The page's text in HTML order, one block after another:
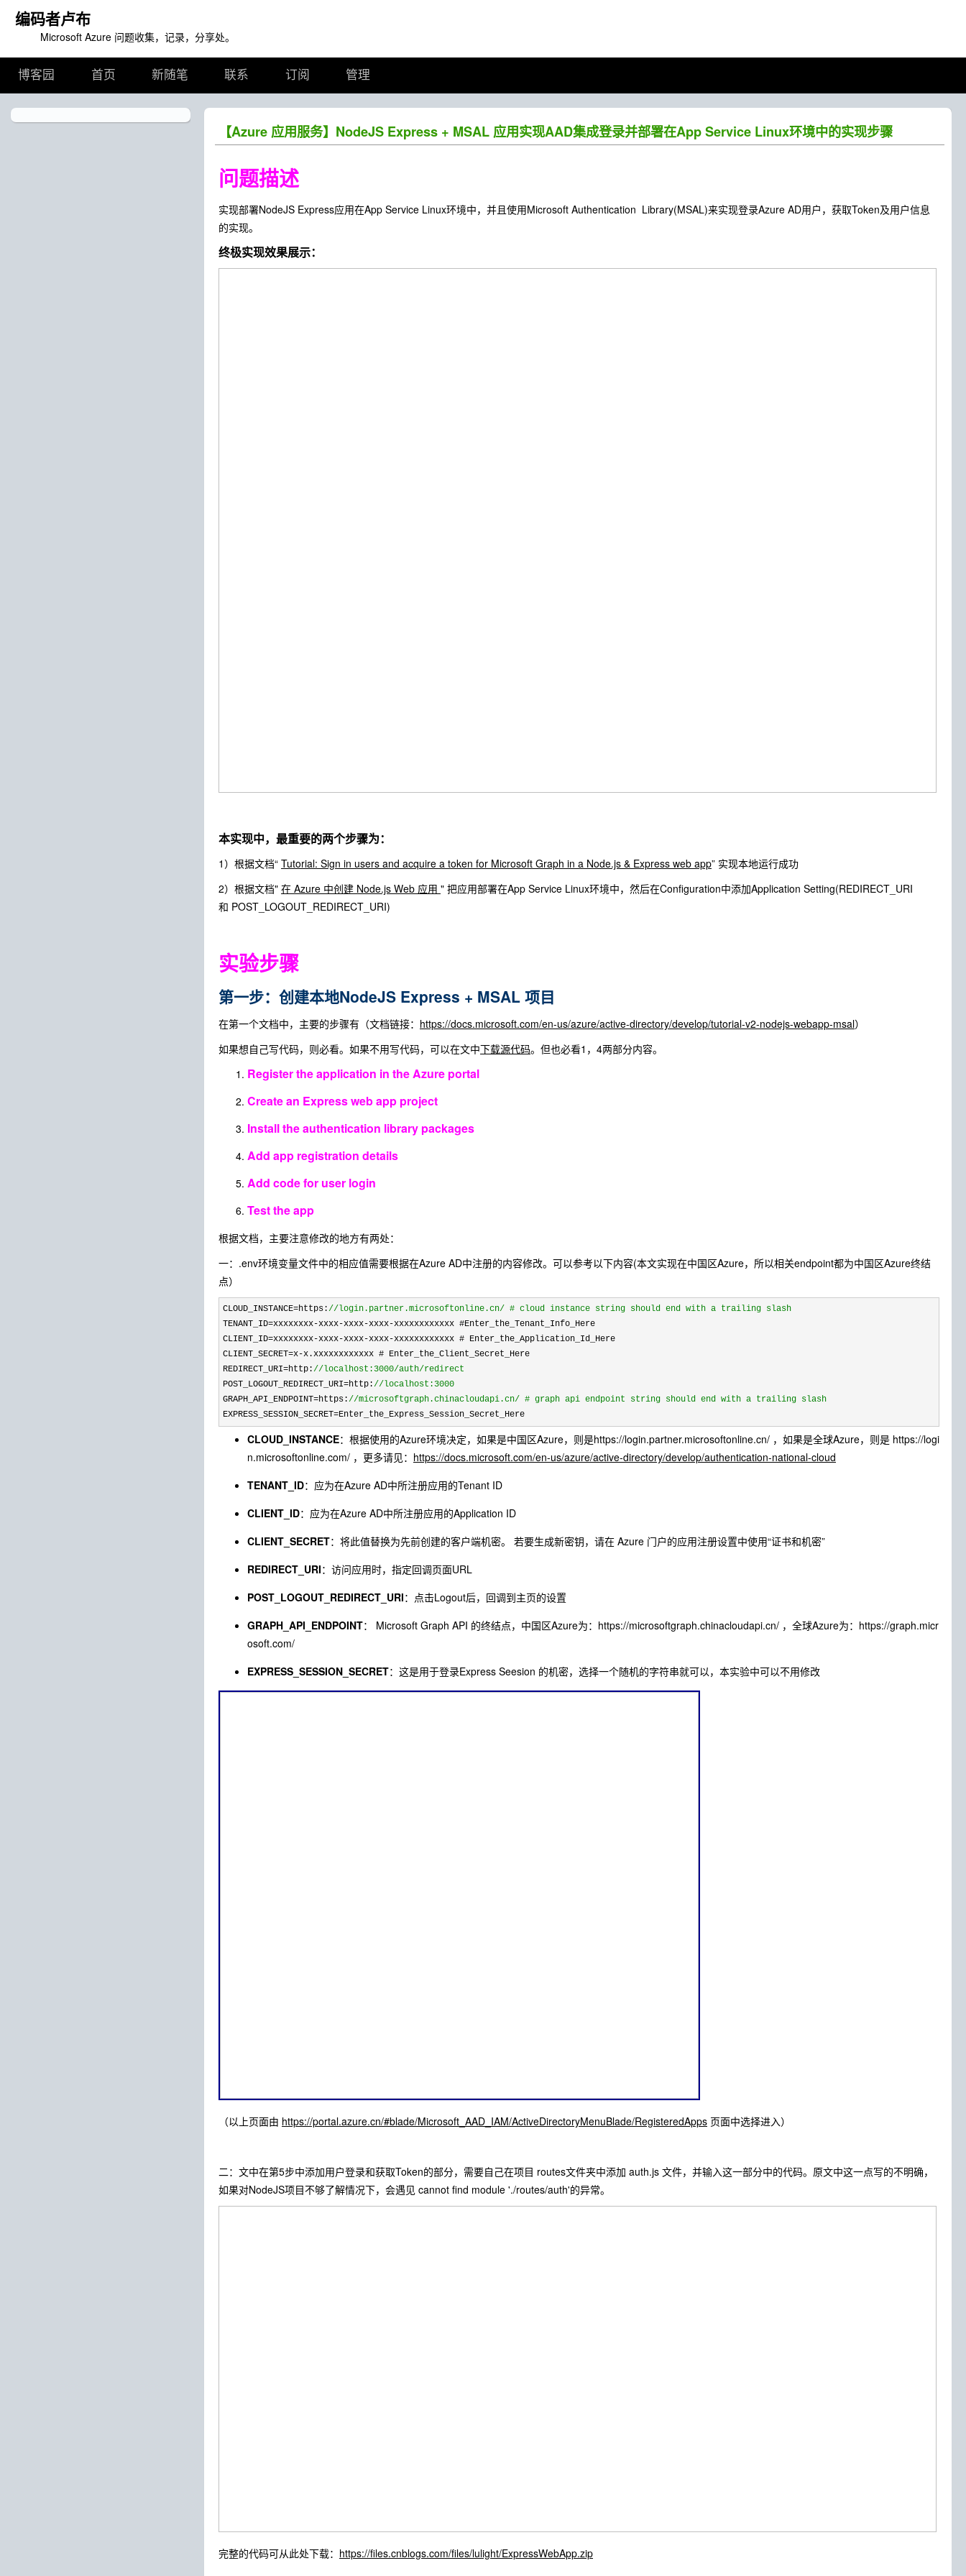
编码者卢布
Microsoft Azure 问题收集，记录，分享处。
博客园 首页 新随笔 联系 订阅 管理
【Azure 应用服务】NodeJS Express + MSAL 应用实现AAD集成登录并部署在App Service Linux环境中的实现步骤
问题描述
实现部署NodeJS Express应用在App Service Linux环境中，并且使用Microsoft Authentication Library(MSAL)来实现登录Azure AD用户，获取Token及用户信息
的实现。
终极实现效果展示：
本实现中，最重要的两个步骤为：
1）根据文档“ Tutorial: Sign in users and acquire a token for Microsoft Graph in a Node.js & Express web app” 实现本地运行成功
2）根据文档" 在 Azure 中创建 Node.js Web 应用 " 把应用部署在App Service Linux环境中，然后在Configuration中添加Application Setting(REDIRECT_URI
和 POST_LOGOUT_REDIRECT_URI)
实验步骤
第一步：创建本地NodeJS Express + MSAL 项目
在第一个文档中，主要的步骤有（文档链接： https://docs.microsoft.com/en-us/azure/active-directory/develop/tutorial-v2-nodejs-webapp-msal）
如果想自己写代码，则必看。如果不用写代码，可以在文中下载源代码。但也必看1，4两部分内容。
Register the application in the Azure portal
Create an Express web app project
Install the authentication library packages
Add app registration details
Add code for user login
Test the app
根据文档，主要注意修改的地方有两处：
一：.env环境变量文件中的相应值需要根据在Azure AD中注册的内容修改。可以参考以下内容(本文实现在中国区Azure，所以相关endpoint都为中国区Azure终结
点）
CLOUD_INSTANCE=https:// login.partner.microsoftonline.cn/ # cloud instance string should end with a trailing slash
TENANT_ID=xxxxxxxx-xxxx-xxxx-xxxx-xxxxxxxxxxxx #Enter_the_Tenant_Info_Here
CLIENT_ID=xxxxxxxx-xxxx-xxxx-xxxx-xxxxxxxxxxxx # Enter_the_Application_Id_Here
CLIENT_SECRET=x-x.xxxxxxxxxxxx # Enter_the_Client_Secret_Here
REDIRECT_URI=http:// localhost:3000/auth/redirect
POST_LOGOUT_REDIRECT_URI=http:// localhost:3000
GRAPH_API_ENDPOINT=https://microsoftgraph.chinacloudapi.cn/ # graph api endpoint string should end with a trailing slash
EXPRESS_SESSION_SECRET=Enter_the_Express_Session_Secret_Here
CLOUD_INSTANCE：根据使用的Azure环境决定，如果是中国区Azure，则是https://login.partner.microsoftonline.cn/ ，如果是全球Azure，则是 https://logi
n.microsoftonline.com/ ，更多请见： https://docs.microsoft.com/en-us/azure/active-directory/develop/authentication-national-cloud
TENANT_ID：应为在Azure AD中所注册应用的Tenant ID
CLIENT_ID：应为在Azure AD中所注册应用的Application ID
CLIENT_SECRET：将此值替换为先前创建的客户端机密。 若要生成新密钥，请在 Azure 门户的应用注册设置中使用“证书和机密”
REDIRECT_URI：访问应用时，指定回调页面URL
POST_LOGOUT_REDIRECT_URI：点击Logout后，回调到主页的设置
GRAPH_API_ENDPOINT： Microsoft Graph API 的终结点，中国区Azure为：https://microsoftgraph.chinacloudapi.cn/ ，全球Azure为：https://graph.micr
osoft.com/
EXPRESS_SESSION_SECRET：这是用于登录Express Seesion 的机密，选择一个随机的字符串就可以，本实验中可以不用修改
（以上页面由 https://portal.azure.cn/#blade/Microsoft_AAD_IAM/ActiveDirectoryMenuBlade/RegisteredApps 页面中选择进入）
二：文中在第5步中添加用户登录和获取Token的部分，需要自己在项目 routes文件夹中添加 auth.js 文件，并输入这一部分中的代码。原文中这一点写的不明确，
如果对NodeJS项目不够了解情况下，会遇见 cannot find module './routes/auth'的异常。
完整的代码可从此处下载： https://files.cnblogs.com/files/lulight/ExpressWebApp.zip